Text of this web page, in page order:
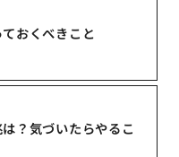
おくべきこと
？気づいたらやるこ